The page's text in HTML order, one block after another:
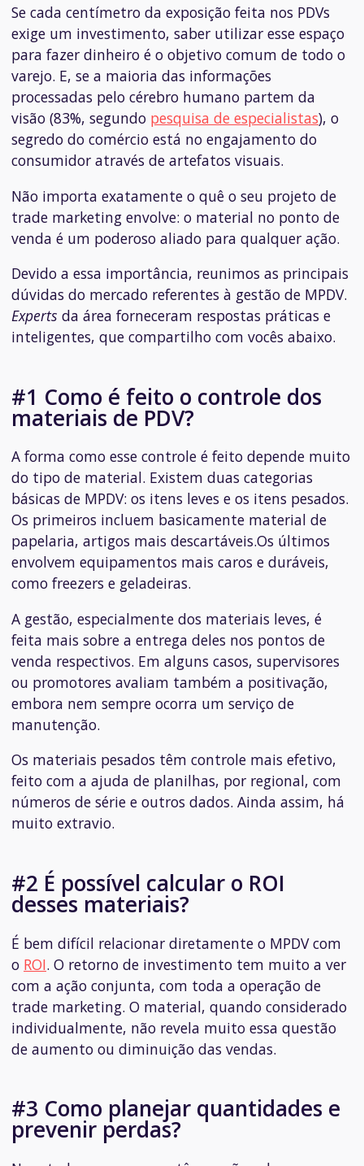
Se cada centímetro da exposição feita nos PDVs
exige um investimento, saber utilizar esse espaço
para fazer dinheiro é o objetivo comum de todo o
varejo. E, se a maioria das informações
processadas pelo cérebro humano partem da
visão (83%, segundo pesquisa de especialistas), o
segredo do comércio está no engajamento do
consumidor através de artefatos visuais.
Não importa exatamente o quê o seu projeto de
trade marketing envolve: o material no ponto de
venda é um poderoso aliado para qualquer ação.
Devido a essa importância, reunimos as principais
dúvidas do mercado referentes à gestão de MPDV.
Experts da área forneceram respostas práticas e
inteligentes, que compartilho com vocês abaixo.
#1 Como é feito o controle dos
materiais de PDV?
A forma como esse controle é feito depende muito
do tipo de material. Existem duas categorias
básicas de MPDV: os itens leves e os itens pesados.
Os primeiros incluem basicamente material de
papelaria, artigos mais descartáveis.Os últimos
envolvem equipamentos mais caros e duráveis,
como freezers e geladeiras.
A gestão, especialmente dos materiais leves, é
feita mais sobre a entrega deles nos pontos de
venda respectivos. Em alguns casos, supervisores
ou promotores avaliam também a positivação,
embora nem sempre ocorra um serviço de
manutenção.
Os materiais pesados têm controle mais efetivo,
feito com a ajuda de planilhas, por regional, com
números de série e outros dados. Ainda assim, há
muito extravio.
#2 É possível calcular o ROI
desses materiais?
É bem difícil relacionar diretamente o MPDV com
o ROI. O retorno de investimento tem muito a ver
com a ação conjunta, com toda a operação de
trade marketing. O material, quando considerado
individualmente, não revela muito essa questão
de aumento ou diminuição das vendas.
#3 Como planejar quantidades e
prevenir perdas?